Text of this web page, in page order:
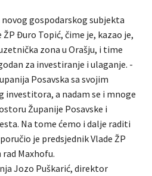
gospodarskog subjekta
Đuro Topić, čime je, kazao je,
zona u Orašju, i time
za investiranje i ulaganje. -
Posavska sa svojim
investitora, a nadam se i mnoge
Županije Posavske i
Na tome ćemo i dalje raditi
je predsjednik Vlade ŽP
Maxhofu.
Jozo Puškarić, direktor